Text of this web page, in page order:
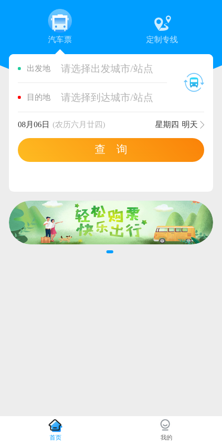
汽车票 定制专线
出发地 请选择出发城市/站点
目的地 请选择到达城市/站点
08月06日 (农历六月廿四) 星期四 明天
查 询
首页 我的